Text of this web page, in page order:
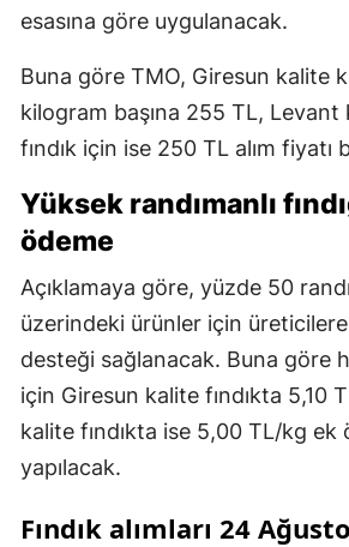
esasına göre uygulanacak.
Buna göre TMO, Giresun kalite
kilogram başına 255 TL, Levant
fındık için ise 250 TL alım fiyatı
Yüksek randımanlı
ödeme
Açıklamaya göre, yüzde 50
üzerindeki ürünler için
desteği sağlanacak. Buna göre
için Giresun kalite fındıkta 5,10
kalite fındıkta ise 5,00 TL/kg ek
yapılacak.
Fındık alımları 24